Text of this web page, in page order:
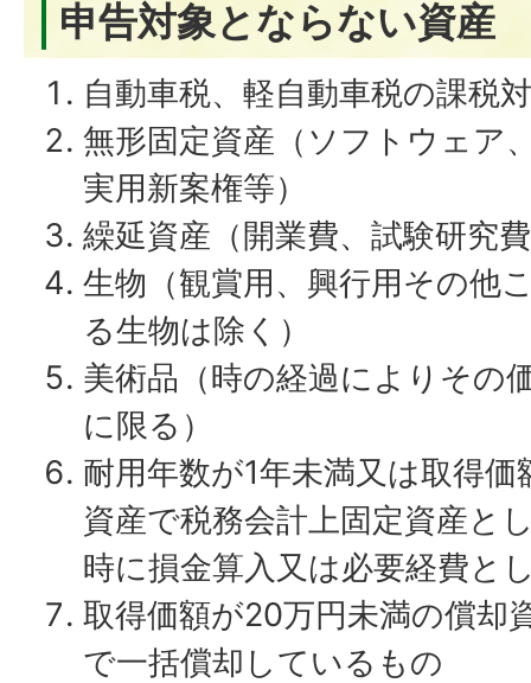
申告対象とならない資産
自動車税、軽自動車税の課税
無形固定資産（ソフトウェア
実用新案権等）
繰延資産（開業費、試験研究
生物（観賞用、興行用その他
る生物は除く）
美術品（時の経過によりその
に限る）
耐用年数が1年未満又は取得
資産で税務会計上固定資産と
時に損金算入又は必要経費と
取得価額が20万円未満の償却
で一括償却しているもの